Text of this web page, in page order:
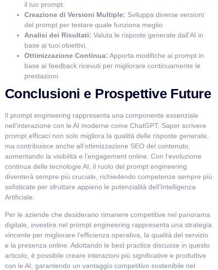
il tuo prompt.
Creazione di Versioni Multiple: Sviluppa diverse versioni
del prompt per testare quale funziona meglio.
Analisi dei Risultati: Valuta le risposte generate dall’AI in
base ai tuoi obiettivi.
Ottimizzazione Continua: Apporta modifiche ai prompt in
base ai feedback ricevuti per migliorare continuamente le
prestazioni.
Conclusioni e Prospettive Future
Il prompt engineering rappresenta una componente essenziale
nell’interazione con le AI moderne come ChatGPT. Saper scrivere
prompt efficaci non solo migliora la qualità delle risposte generate,
ma contribuisce anche all’ottimizzazione SEO del contenuto,
aumentando la visibilità e l’engagement online. Con l’evoluzione
continua delle tecnologie AI, il ruolo del prompt engineering
diventerà sempre più cruciale, richiedendo competenze sempre più
sofisticate per sfruttare appieno le potenzialità dell’Intelligenza
Artificiale.
Per le aziende che desiderano rimanere competitive nel panorama
digitale, investire nel prompt engineering rappresenta una strategia
vincente per migliorare l’efficienza operativa, la qualità del servizio
e la presenza online. Adottando le best practice discusse in questo
articolo, è possibile creare interazioni più significative e produttive
con le AI, garantendo un vantaggio competitivo sostenibile nel